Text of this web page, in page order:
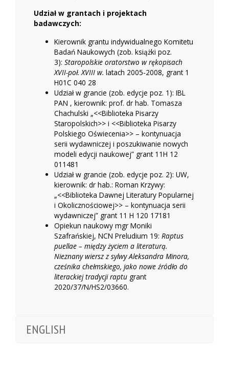
Udział w grantach i projektach
badawczych:
Kierownik grantu indywidualnego Komitetu
Badań Naukowych (zob. książki poz.
3): Staropolskie oratorstwo w rękopisach
XVII-poł. XVIII w. latach 2005-2008, grant 1
H01C 040 28
Udział w grancie (zob. edycje poz. 1): IBL
PAN , kierownik: prof. dr hab. Tomasza
Chachulski „<<Biblioteka Pisarzy
Staropolskich>> i <<Biblioteka Pisarzy
Polskiego Oświecenia>> – kontynuacja
serii wydawniczej i poszukiwanie nowych
modeli edycji naukowej” grant 11H 12
011481
Udział w grancie (zob. edycje poz. 2): UW,
kierownik: dr hab.: Roman Krzywy:
„<<Biblioteka Dawnej Literatury Popularnej
i Okolicznościowej>> – kontynuacja serii
wydawniczej” grant 11 H 120 17181
Opiekun naukowy mgr Moniki
Szafrańskiej, NCN Preludium 19: Raptus
puellae – między życiem a literaturą.
Nieznany wiersz z sylwy Aleksandra Minora,
cześnika chełmskiego, jako nowe źródło do
literackiej tradycji raptu grant
2020/37/N/HS2/03660.
ENGLISH